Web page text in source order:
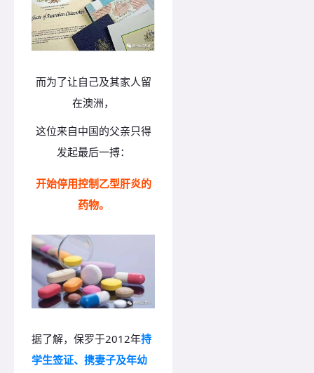
而为了让自己及其家人留
在澳洲，
这位来自中国的父亲只得
发起最后一搏：
开始停用控制乙型肝炎的
药物。
据了解，保罗于2012年持
学生签证、携妻子及年幼